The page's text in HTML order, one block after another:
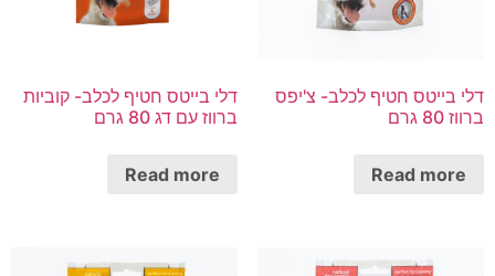
דלי בייטס חטיף לכלב- צ'יפס
ברווז 80 גרם
Read more
דלי בייטס חטיף לכלב- קוביות
ברווז עם דג 80 גרם
Read more